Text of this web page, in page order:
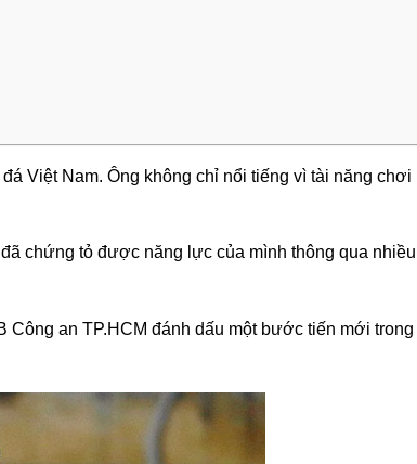
Việt Nam. Ông không chỉ nổi tiếng vì tài năng chơi
chứng tỏ được năng lực của mình thông qua
an TP.HCM đánh dấu một bước tiến mới